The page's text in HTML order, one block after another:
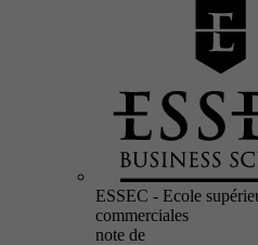
ESSEC - Ecole
commerciales
note de